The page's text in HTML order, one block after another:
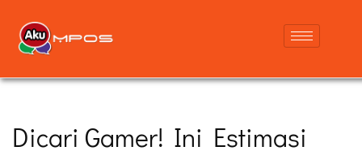
Dicari Gamer! Ini Estimasi